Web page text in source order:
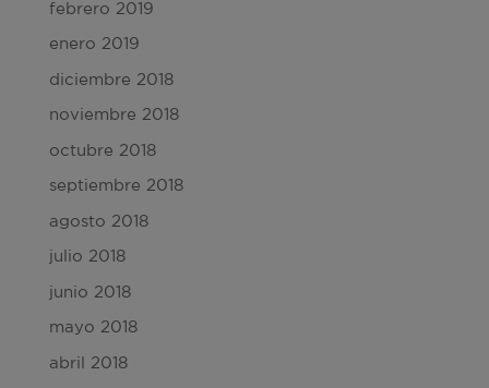
febrero 2019
enero 2019
diciembre 2018
noviembre 2018
octubre 2018
septiembre 2018
agosto 2018
julio 2018
junio 2018
mayo 2018
abril 2018